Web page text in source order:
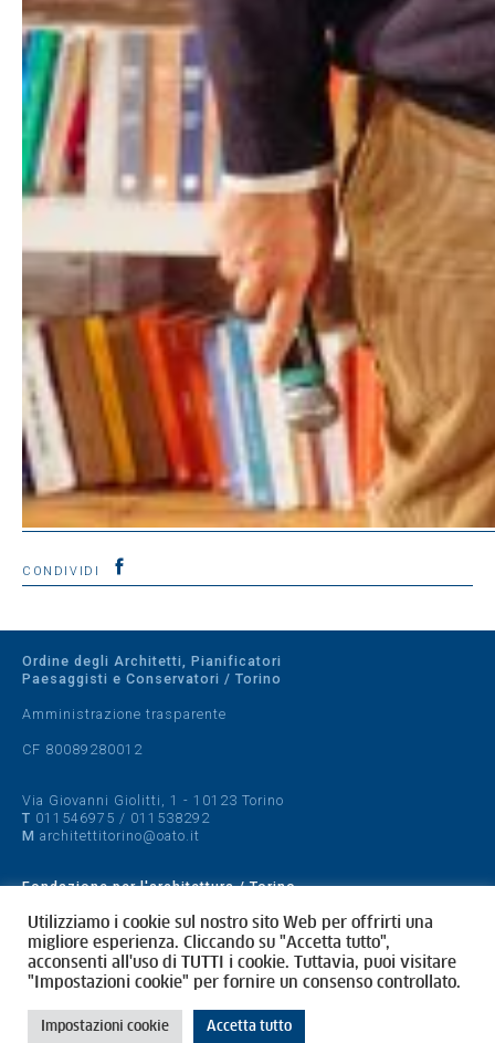
CONDIVIDI
Ordine degli Architetti, Pianificatori
Paesaggisti e Conservatori / Torino
Amministrazione trasparente
CF 80089280012
Via Giovanni Giolitti, 1 - 10123 Torino
T 011546975 / 011538292
M architettitorino@oato.it
Fondazione per l'architettura / Torino
Designed by quattrolinee.it
Cookie Policy
Privacy Policy
Utilizziamo i cookie sul nostro sito Web per offrirti una
migliore esperienza. Cliccando su "Accetta tutto",
acconsenti all'uso di TUTTI i cookie. Tuttavia, puoi visitare
"Impostazioni cookie" per fornire un consenso controllato.
Impostazioni cookie Accetta tutto